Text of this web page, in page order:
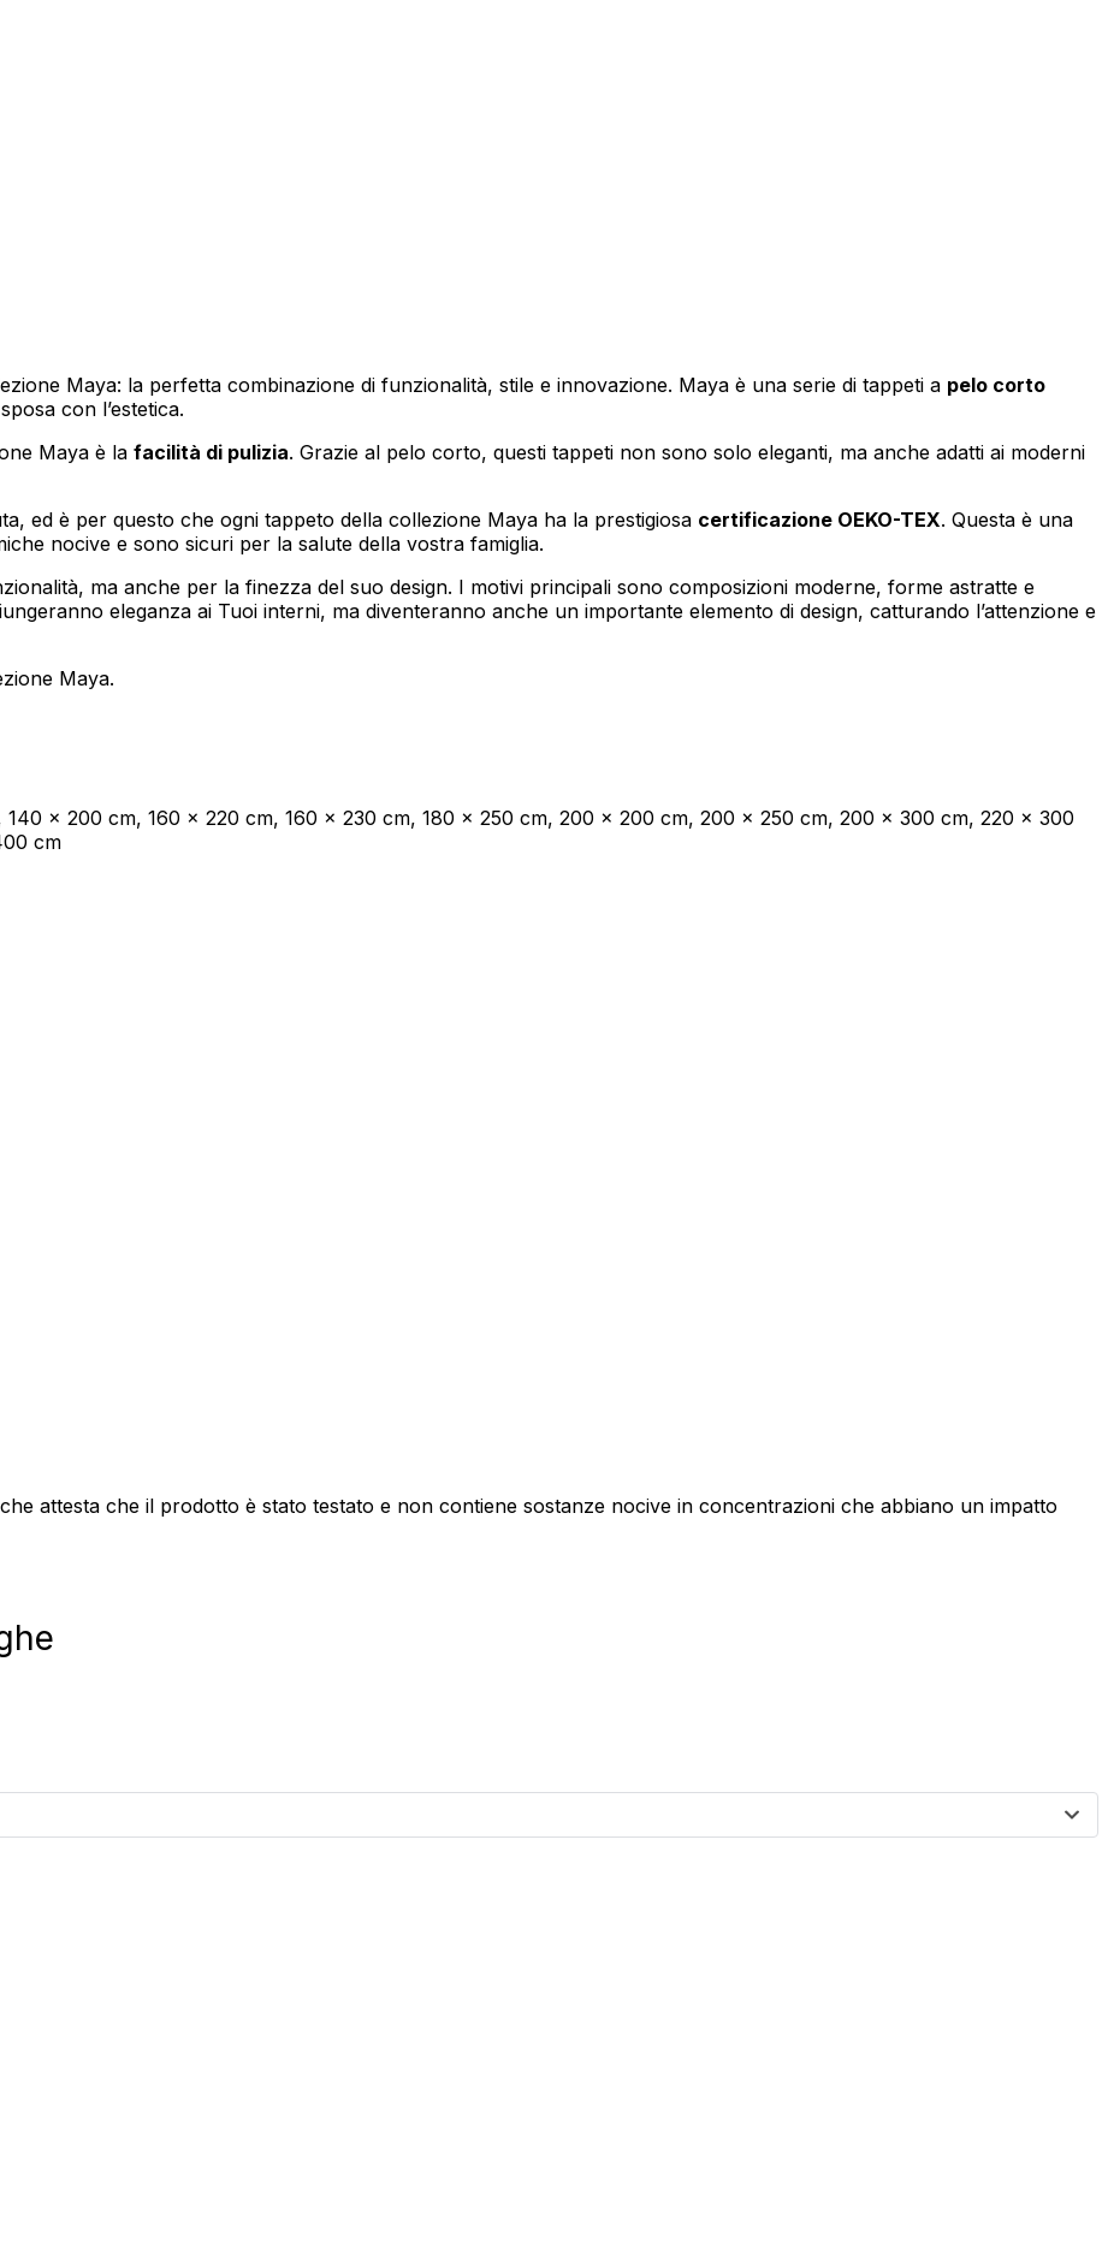
Maya: la perfetta combinazione di funzionalità, stile e innovazione. Maya è una serie di tappeti a pelo corto
con l’estetica.
Maya è la facilità di pulizia. Grazie al pelo corto, questi tappeti non sono solo eleganti, ma anche adatti ai moderni
ed è per questo che ogni tappeto della collezione Maya ha la prestigiosa certificazione OEKO-TEX. Questa è una
nocive e sono sicuri per la salute della vostra famiglia.
ma anche per la finezza del suo design. I motivi principali sono composizioni moderne, forme astratte e
eleganza ai Tuoi interni, ma diventeranno anche un importante elemento di design, catturando l’attenzione e
Maya.
140 x 200 cm, 160 x 220 cm, 160 x 230 cm, 180 x 250 cm, 200 x 200 cm, 200 x 250 cm, 200 x 300 cm, 220 x 300
cm
attesta che il prodotto è stato testato e non contiene sostanze nocive in concentrazioni che abbiano un impatto
permettono al sito di ricordare informazioni che modificano il modo in cui il sito appare o si comporta, ad
o la regione in cui ti trovi.
utilizzati per tracciare gli utenti attraverso i siti web. L'obiettivo è quello di mostrare annunci pertinenti e
e quindi più preziosi per gli editori e gli inserzionisti di terze parti.